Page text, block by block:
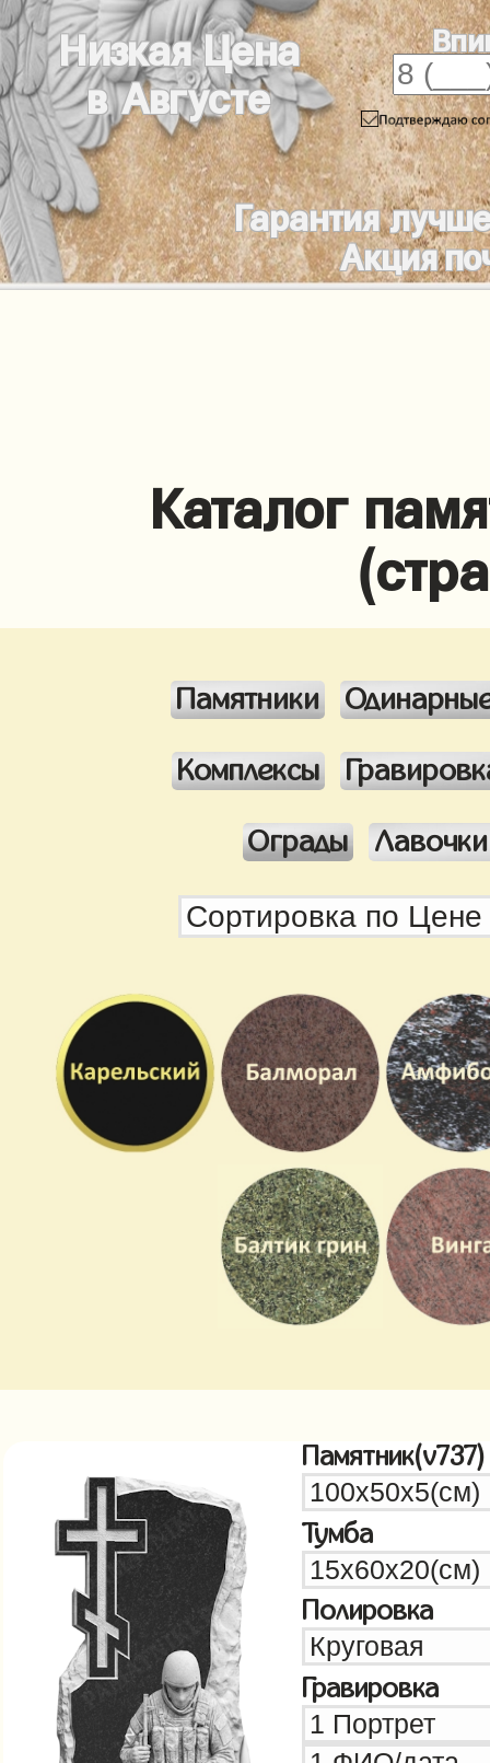
Низкая Цена
в Августе
Гарантия
Акция
Каталог
Памятники
Комплексы
Ограды
Памятник(v737)
Тумба
Полировка
Гравировка